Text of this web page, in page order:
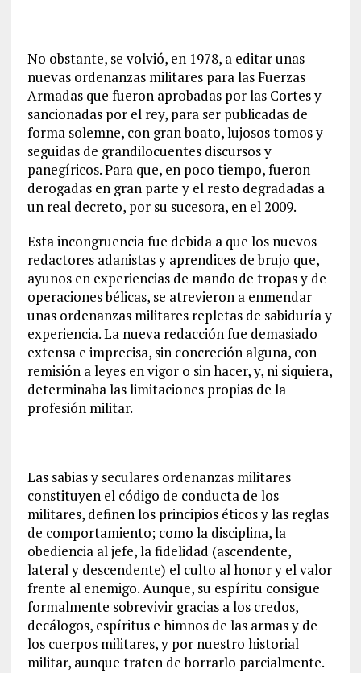
No obstante, se volvió, en 1978, a editar unas
nuevas ordenanzas militares para las Fuerzas
Armadas que fueron aprobadas por las Cortes y
sancionadas por el rey, para ser publicadas de
forma solemne, con gran boato, lujosos tomos y
seguidas de grandilocuentes discursos y
panegíricos. Para que, en poco tiempo, fueron
derogadas en gran parte y el resto degradadas a
un real decreto, por su sucesora, en el 2009.
Esta incongruencia fue debida a que los nuevos
redactores adanistas y aprendices de brujo que,
ayunos en experiencias de mando de tropas y de
operaciones bélicas, se atrevieron a enmendar
unas ordenanzas militares repletas de sabiduría y
experiencia. La nueva redacción fue demasiado
extensa e imprecisa, sin concreción alguna, con
remisión a leyes en vigor o sin hacer, y, ni siquiera,
determinaba las limitaciones propias de la
profesión militar.
Las sabias y seculares ordenanzas militares
constituyen el código de conducta de los
militares, definen los principios éticos y las reglas
de comportamiento; como la disciplina, la
obediencia al jefe, la fidelidad (ascendente,
lateral y descendente) el culto al honor y el valor
frente al enemigo. Aunque, su espíritu consigue
formalmente sobrevivir gracias a los credos,
decálogos, espíritus e himnos de las armas y de
los cuerpos militares, y por nuestro historial
militar, aunque traten de borrarlo parcialmente.